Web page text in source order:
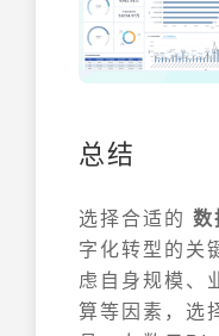
总结
选择合适的
字化转型的关
虑自身规模、
算等因素，选